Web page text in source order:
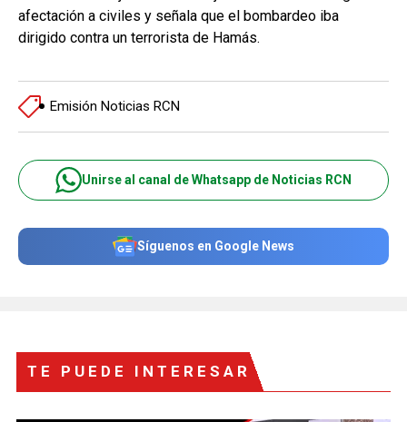
afectación a civiles y señala que el bombardeo iba
dirigido contra un terrorista de Hamás.
Emisión Noticias RCN
Unirse al canal de Whatsapp de Noticias RCN
Síguenos en Google News
TE PUEDE INTERESAR